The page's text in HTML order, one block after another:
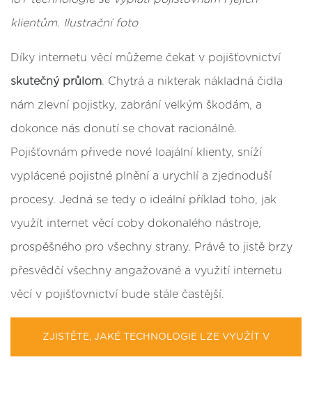
klientům. Ilustrační foto
Díky internetu věcí můžeme čekat v pojišťovnictví
skutečný průlom. Chytrá a nikterak nákladná čidla
nám zlevní pojistky, zabrání velkým škodám, a
dokonce nás donutí se chovat racionálně.
Pojišťovnám přivede nové loajální klienty, sníží
vyplácené pojistné plnění a urychlí a zjednoduší
procesy. Jedná se tedy o ideální příklad toho, jak
využít internet věcí coby dokonalého nástroje,
prospěšného pro všechny strany. Právě to jistě brzy
přesvědčí všechny angažované a využití internetu
věcí v pojišťovnictví bude stále častější.
ZJISTĚTE, JAKÉ TECHNOLOGIE LZE VYUŽÍT V